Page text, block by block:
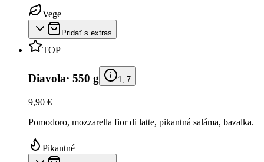
Vege
Pridať s extras
TOP
Diavola· 550 g 1, 7
9,90 €
Pomodoro, mozzarella fior di latte, pikantná saláma, bazalka.
Pikantné